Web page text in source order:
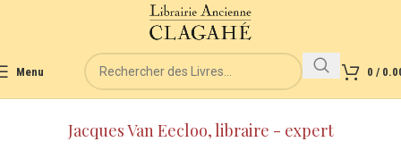
Menu 0 /
Jacques Van Eecloo, libraire - expert